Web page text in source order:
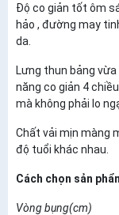
Độ co giản tốt ôm
hảo , đường may
da.
Lưng thun bảng
năng co giản 4
mà không phải lo
Chất vải mịn màng
độ tuổi khác nhau.
Cách chọn sản
Vòng